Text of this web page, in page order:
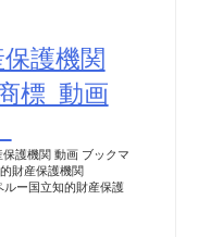
護機関
標_動画
護機関 動画 ブックマ
財産保護機関
ルー国立知的財産保護